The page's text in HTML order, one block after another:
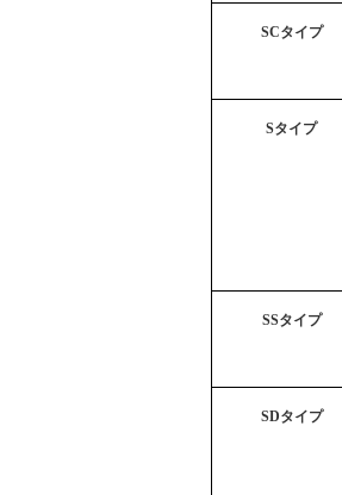
SCタイプ
Sタイプ
SSタイプ
SDタイプ